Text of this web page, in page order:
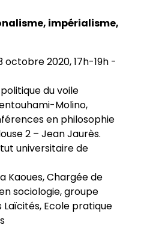
impérialisme,
octobre 2020, 17h-19h -
du voile
Molino,
en philosophie
2 – Jean Jaurès.
universitaire de
Kaoues, Chargée de
sociologie, groupe
Laïcités, Ecole pratique